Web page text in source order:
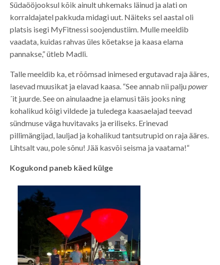
Südaööjooksul kõik ainult uhkemaks läinud ja alati on
korraldajatel pakkuda midagi uut. Näiteks sel aastal oli
platsis isegi MyFitnessi soojendustiim. Mulle meeldib
vaadata, kuidas rahvas üles köetakse ja kaasa elama
pannakse,” ütleb Madli.
Talle meeldib ka, et rõõmsad inimesed ergutavad raja ääres,
lasevad muusikat ja elavad kaasa. “See annab nii paljupower
´it juurde. See on ainulaadne ja elamusi täis jooks ning
kohalikud kõigi vildede ja tuledega kaasaelajad teevad
sündmuse väga huvitavaks ja eriliseks. Erinevad
pillimängijad, lauljad ja kohalikud tantsutrupid on raja ääres.
Lihtsalt vau, pole sõnu! Jää kasvõi seisma ja vaatama!“
Kogukond paneb käed külge